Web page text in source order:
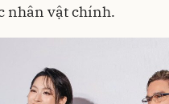
nhân vật chính.